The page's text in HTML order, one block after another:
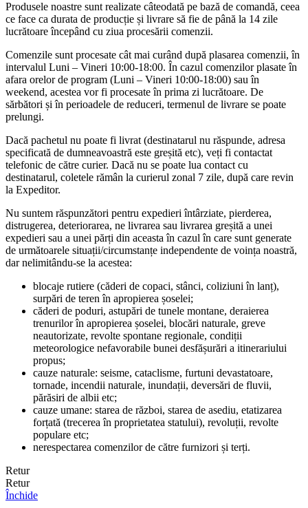
Produsele noastre sunt realizate câteodată pe bază de comandă, ceea
ce face ca durata de producție și livrare să fie de până la 14 zile
lucrătoare începând cu ziua procesării comenzii.
Comenzile sunt procesate cât mai curând după plasarea comenzii, în
intervalul Luni – Vineri 10:00-18:00. În cazul comenzilor plasate în
afara orelor de program (Luni – Vineri 10:00-18:00) sau în
weekend, acestea vor fi procesate în prima zi lucrătoare. De
sărbători și în perioadele de reduceri, termenul de livrare se poate
prelungi.
Dacă pachetul nu poate fi livrat (destinatarul nu răspunde, adresa
specificată de dumneavoastră este greșită etc), veți fi contactat
telefonic de către curier. Dacă nu se poate lua contact cu
destinatarul, coletele rămân la curierul zonal 7 zile, după care revin
la Expeditor.
Nu suntem răspunzători pentru expedieri întârziate, pierderea,
distrugerea, deteriorarea, ne livrarea sau livrarea greșită a unei
expedieri sau a unei părți din aceasta în cazul în care sunt generate
de următoarele situații/circumstanțe independente de voința noastră,
dar nelimitându-se la acestea:
blocaje rutiere (căderi de copaci, stânci, coliziuni în lanț),
surpări de teren în apropierea șoselei;
căderi de poduri, astupări de tunele montane, deraierea
trenurilor în apropierea șoselei, blocări naturale, greve
neautorizate, revolte spontane regionale, condiții
meteorologice nefavorabile bunei desfășurări a itinerariului
propus;
cauze naturale: seisme, cataclisme, furtuni devastatoare,
tornade, incendii naturale, inundații, deversări de fluvii,
părăsiri de albii etc;
cauze umane: starea de război, starea de asediu, etatizarea
forțată (trecerea în proprietatea statului), revoluții, revolte
populare etc;
nerespectarea comenzilor de către furnizori și terți.
Retur
Retur
Închide